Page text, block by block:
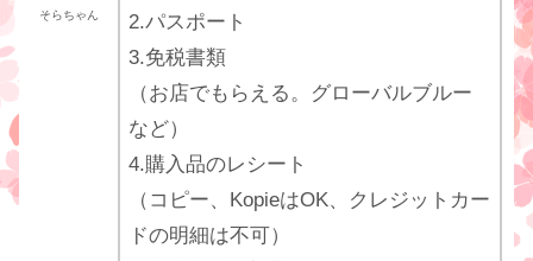
そらちゃん
2.パスポート
3.免税書類
（お店でもらえる。グローバルブルー
など）
4.購入品のレシート
（コピー、KopieはOK、クレジットカー
ドの明細は不可）